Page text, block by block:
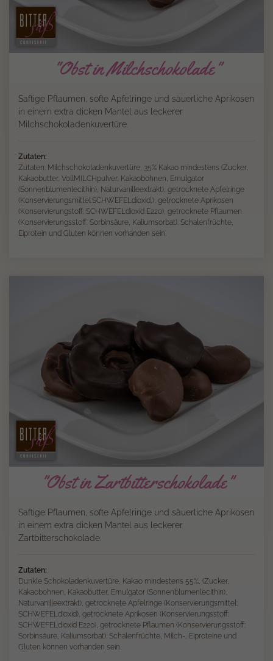
"Obst in Milchschokolade"
Saftige Pflaumen, softe Apfelringe und säuerliche Aprikosen
in einem extra dicken Mantel aus leckerer
Milchschokoladenkuvertüre.
Zutaten:
Zutaten: Milchschokoladenkuvertüre, 35% Kakao mindestens (Zucker,
Kakaobutter, VollMILCHpulver, Kakaobohnen, Emulgator
(Sonnenblumenlecithin), Naturvanilleextrakt), getrocknete Apfelringe
(Konservierungsmittel:SCHWEFELdioxid,), getrocknete Aprikosen
(Konservierungstoff: SCHWEFELdioxid E220), getrocknete Pflaumen
(Konservierungsstoff: Sorbinsäure, Kaliumsorbat). Schalenfrüchte,
Eiprotein und Gluten können vorhanden sein.
"Obst in Zartbitterschokolade"
Saftige Pflaumen, softe Apfelringe und säuerliche Aprikosen
in einem extra dicken Mantel aus leckerer
Zartbitterschokolade.
Zutaten:
Dunkle Schokoladenkuvertüre, Kakao mindestens 55%, (Zucker,
Kakaobohnen, Kakaobutter, Emulgator (Sonnenblumenlecithin),
Naturvanilleextrakt), getrocknete Apfelringe (Konservierungsmittel:
SCHWEFELdioxid), getrocknete Aprikosen (Konservierungsstoff:
SCHWEFELdioxid E220), getrocknete Pflaumen (Konservierungsstoff:
Sorbinsäure, Kaliumsorbat). Schalenfrüchte, Milch-, Eiproteine und
Gluten können vorhanden sein.